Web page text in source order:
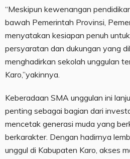
“Meskipun kewenangan
bawah Pemerintah Provinsi,
menyatakan kesiapan penuh
persyaratan dan dukungan yang
menghadirkan sekolah unggulan
Karo,”yakinnya.
Keberadaan SMA unggulan ini
penting sebagai bagian dari
mencetak generasi muda yang
berkarakter. Dengan hadirnya
unggul di Kabupaten Karo, akses